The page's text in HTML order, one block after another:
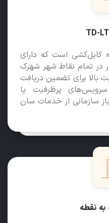
کابل‌کشی است که دارای
در تمام نقاط شهر شهرک
بالا برای تضمین دریافت
سرویس‌های پرظرفیت یا
سازمانی از خدمات سان
به نقطه